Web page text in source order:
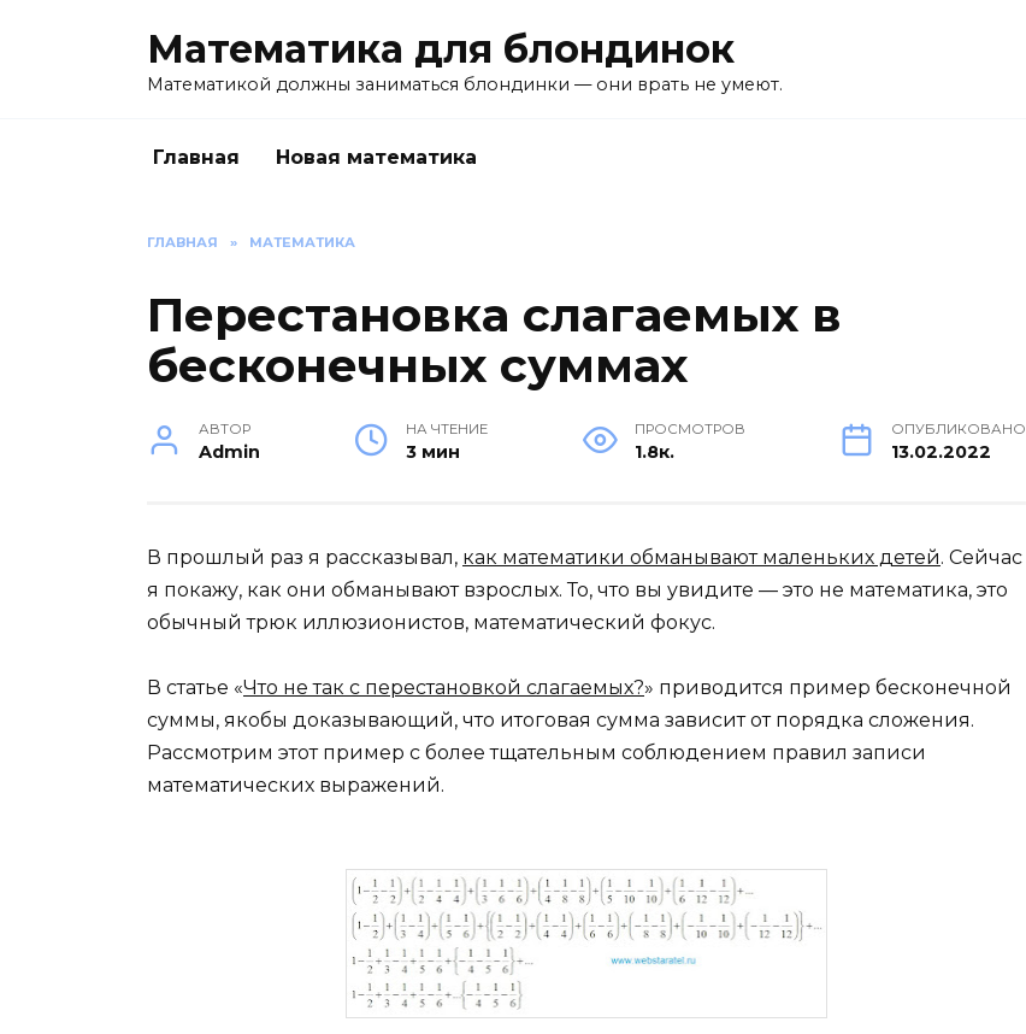
Математика для блондинок
Математикой должны заниматься блондинки — они врать не умеют.
Главная Новая математика
ГЛАВНАЯ » МАТЕМАТИКА
Перестановка слагаемых в
бесконечных суммах
АВТОР
Admin
НА ЧТЕНИЕ
3 мин
ПРОСМОТРОВ
1.8к.
ОПУБЛИКОВАНО
13.02.2022
В прошлый раз я рассказывал, как математики обманывают маленьких детей. Сейчас
я покажу, как они обманывают взрослых. То, что вы увидите — это не математика, это
обычный трюк иллюзионистов, математический фокус.
В статье «Что не так с перестановкой слагаемых?» приводится пример бесконечной
суммы, якобы доказывающий, что итоговая сумма зависит от порядка сложения.
Рассмотрим этот пример с более тщательным соблюдением правил записи
математических выражений.